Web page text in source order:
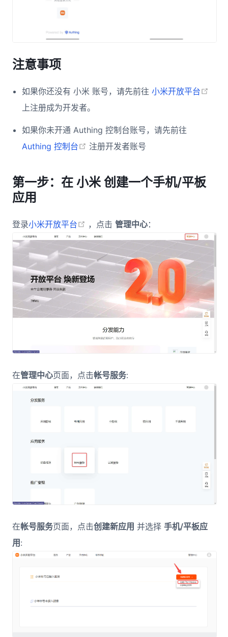
注意事项
如果你还没有 小米 账号，请先前往小米开放平台
上注册成为开发者。
如果你未开通 Authing 控制台账号，请先前往
Authing 控制台
(opens new window)
注册开发者账号
第一步：在 小米 创建一个手机/平板
应用
登录小米开放平台 (opens new window)
，点击 管理中心：
在管理中心页面，点击帐号服务:
在帐号服务页面，点击创建新应用 并选择 手机/平板应
用: